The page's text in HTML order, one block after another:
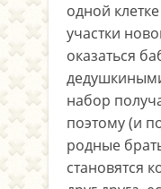
одной
участки
оказаться
набор
поэтому (и
родные
становятся